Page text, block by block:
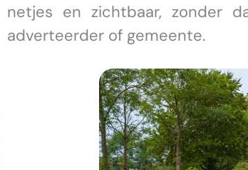
netjes en zichtbaar, zonder
adverteerder of gemeente.